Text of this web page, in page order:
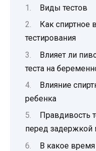
Виды тестов
Как спиртное
тестирования
Влияет ли
теста на
Влияние
ребенка
Правдивость
перед задержкой
В какое